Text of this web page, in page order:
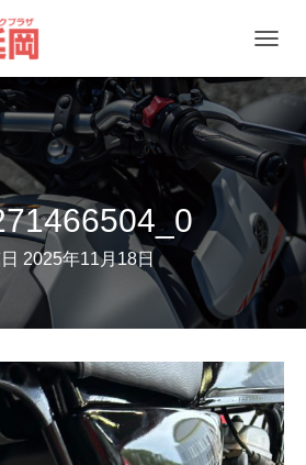
ビ
ー
シ
ョ
ン
を
り
え
2025年11月18日